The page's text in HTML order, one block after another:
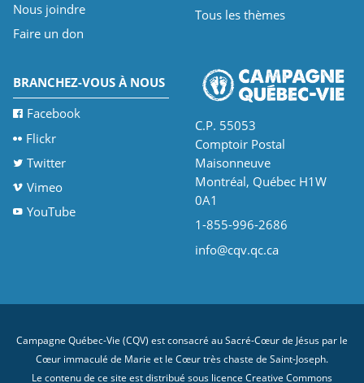
Nous joindre
Faire un don
Tous les thèmes
BRANCHEZ-VOUS À NOUS
Facebook
Flickr
Twitter
Vimeo
YouTube
C.P. 55053
Comptoir Postal
Maisonneuve
Montréal, Québec H1W
0A1
1-855-996-2686
info@cqv.qc.ca
Campagne Québec-Vie (CQV) est consacré au Sacré-Cœur de Jésus par le
Cœur immaculé de Marie et le Cœur très chaste de Saint-Joseph.
Le contenu de ce site est distribué sous licence Creative Commons